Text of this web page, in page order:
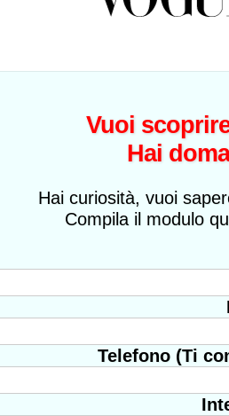
Vuoi
Hai
Hai curiosità, vuoi
Compila il modulo
Telefono (Ti